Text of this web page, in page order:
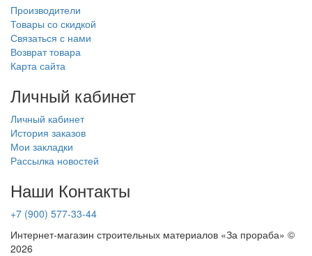
Производители
Товары со скидкой
Связаться с нами
Возврат товара
Карта сайта
Личный кабинет
Личный кабинет
История заказов
Мои закладки
Рассылка новостей
Наши Контакты
+7 (900) 577-33-44
Интернет-магазин строительных материалов «За прораба» ©
2026